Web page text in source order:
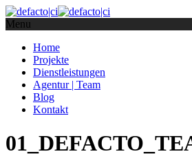
Menu
Home
Projekte
Dienstleistungen
Agentur | Team
Blog
Kontakt